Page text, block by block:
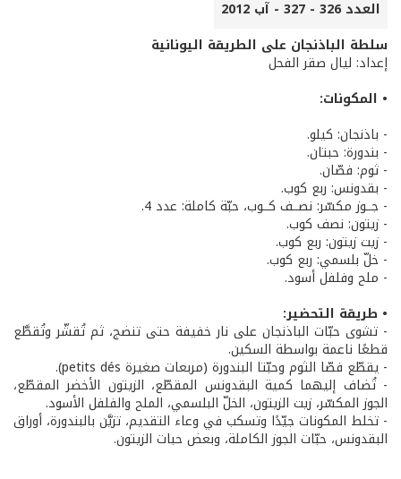
العدد 326 - 327 - آب 2012
سلطة الباذنجان على الطريقة اليونانية
إعداد: ليال صقر الفحل
• المكونات:
- باذنجان: كيلو.
- بندورة: حبتان.
- ثوم: فصّان.
- بقدونس: ربع كوب.
- جــوز مكسّر: نصــف كــوب، حبّة كاملة: عدد 4.
- زيتون: نصف كوب.
- زيت زيتون: ربع كوب.
- خلّ بلسمي: ربع كوب.
- ملح وفلفل أسود.
• طريقة التحضير:
- تشوى حبّات الباذنجان على نار خفيفة حتى تنضج، ثم تُقشّر وتُقطَّع
قطعًا ناعمة بواسطة السكين.
- يقطّع فصّا الثوم وحبّتا البندورة (مربعات صغيرة petits dés).
- تُضاف إليهما كمية البقدونس المقطّع، الزيتون الأخضر المقطّع،
الجوز المكسّر، زيت الزيتون، الخلّ البلسمي، الملح والفلفل الأسود.
- تخلط المكونات جيّدًا وتسكب في وعاء التقديم، تزيَّن بالبندورة، أوراق
البقدونس، حبّات الجوز الكاملة، وبعض حبات الزيتون.